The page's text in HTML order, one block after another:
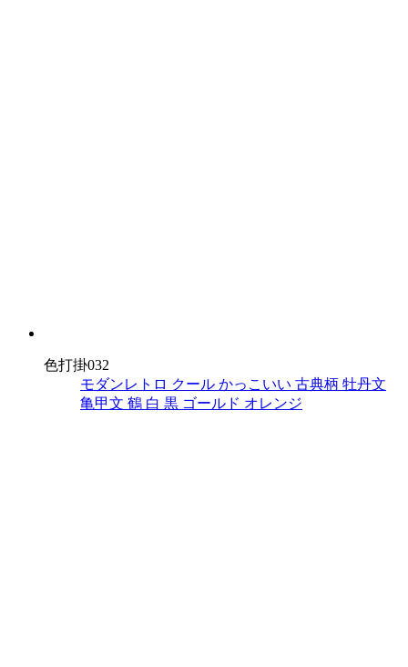
色打掛032
モダンレトロ クール かっこいい 古典柄 牡丹文
亀甲文 鶴 白 黒 ゴールド オレンジ